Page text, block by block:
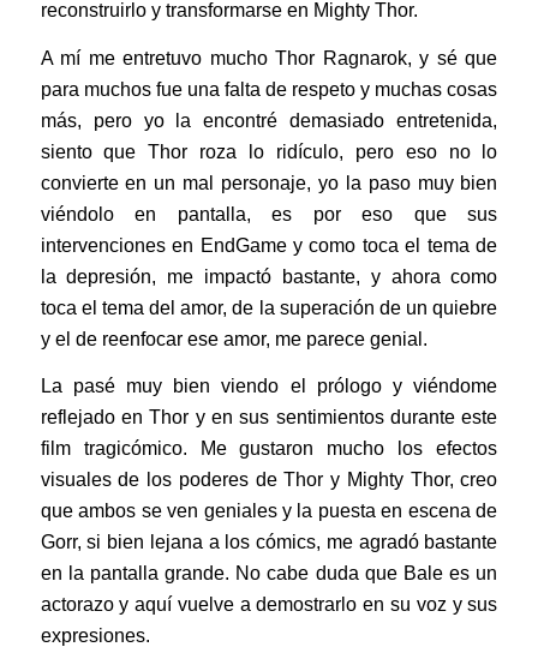
reconstruirlo y transformarse en Mighty Thor.
A mí me entretuvo mucho Thor Ragnarok, y sé que
para muchos fue una falta de respeto y muchas cosas
más, pero yo la encontré demasiado entretenida,
siento que Thor roza lo ridículo, pero eso no lo
convierte en un mal personaje, yo la paso muy bien
viéndolo en pantalla, es por eso que sus
intervenciones en EndGame y como toca el tema de
la depresión, me impactó bastante, y ahora como
toca el tema del amor, de la superación de un quiebre
y el de reenfocar ese amor, me parece genial.
La pasé muy bien viendo el prólogo y viéndome
reflejado en Thor y en sus sentimientos durante este
film tragicómico. Me gustaron mucho los efectos
visuales de los poderes de Thor y Mighty Thor, creo
que ambos se ven geniales y la puesta en escena de
Gorr, si bien lejana a los cómics, me agradó bastante
en la pantalla grande. No cabe duda que Bale es un
actorazo y aquí vuelve a demostrarlo en su voz y sus
expresiones.